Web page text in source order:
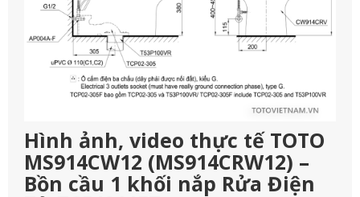
Hình ảnh, video thực tế TOTO
MS914CW12 (MS914CRW12) –
Bồn cầu 1 khối nắp Rửa Điện